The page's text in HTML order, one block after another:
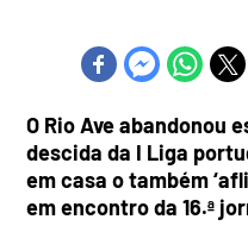
O Rio Ave abandonou
descida da I Liga
em casa o também
em encontro da 16.ª